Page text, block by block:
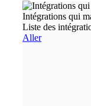
Intégrations qui
Liste des
Aller